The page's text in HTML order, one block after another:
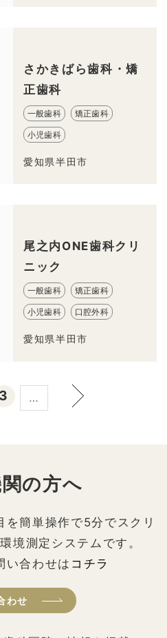
さかきばら歯科・矯
正歯科
一般歯科 矯正歯科
小児歯科
愛知県半田市
尾之内ONE歯科クリ
ニック
一般歯科 矯正歯科
小児歯科 口腔外科
愛知県半田市
3 …
の方へ
簡単操作で5分でスクリ
境測定システムです。
い合わせは コチラ
わせ